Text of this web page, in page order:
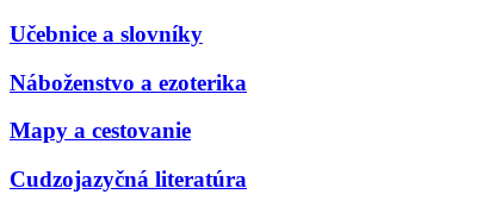
Učebnice a slovníky
Náboženstvo a ezoterika
Mapy a cestovanie
Cudzojazyčná literatúra